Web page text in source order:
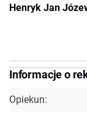
Henryk Jan
Informacje o
Opiekun: